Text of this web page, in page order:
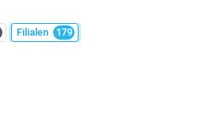
Filialen 179